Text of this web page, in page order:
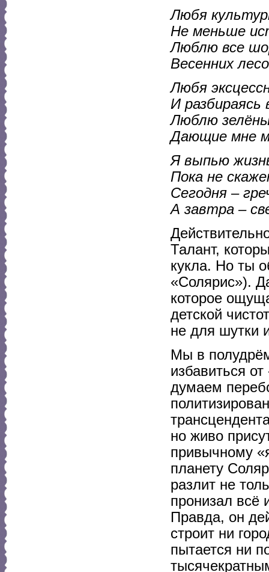
Любя
Не меньше
Люблю все
Весенних
Любя
И разбираясь
Люблю
Дающие мне
Я выпью
Пока не
Сегодня –
А завтра –
Талант,
кукла. Но ты
«Солярис»).
которое
детской
не для шутки
Мы в
избавиться
думаем
но живо
привычному
планету
разлит не
пронизал всё
Правда, он
строит ни
пытается ни